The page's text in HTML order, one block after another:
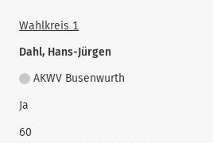
Wahlkreis 1
Dahl, Hans-Jürgen
AKWV Busenwurth
Ja
60